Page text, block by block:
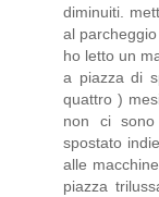
diminuiti.
al parcheggio
ho letto un
a piazza di
quattro )
non ci
spostato
alle
piazza